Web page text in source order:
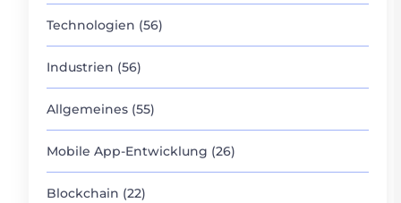
Technologien (56)
Industrien (56)
Allgemeines (55)
Mobile App-Entwicklung (26)
Blockchain (22)